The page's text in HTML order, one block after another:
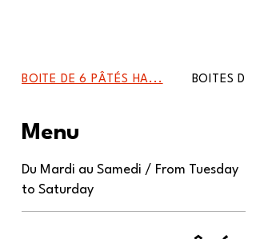
Menu
Du Mardi au Samedi / From Tuesday
to Saturday
BOITE DE 6 PÂTÉS HA... BOITES